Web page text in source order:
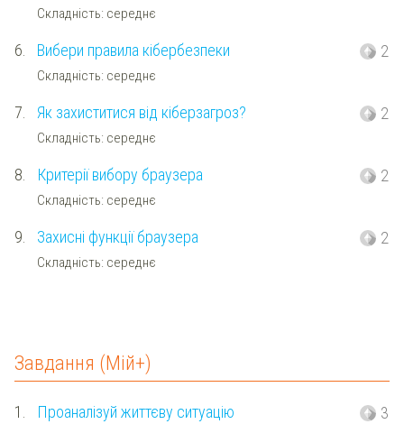
Складність: середнє
6. Вибери правила кібербезпеки
Складність: середнє
2
7. Як захиститися від кіберзагроз?
Складність: середнє
2
8. Критерії вибору браузера
Складність: середнє
2
9. Захисні функції браузера
Складність: середнє
2
Завдання (Мій+)
1. Проаналізуй життєву ситуацію 3